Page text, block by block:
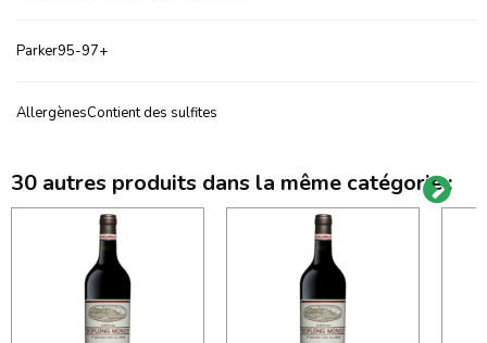
Parker95-97+
AllergènesContient des sulfites
30 autres produits dans la même catégorie :